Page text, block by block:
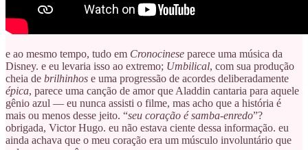
e ao mesmo tempo, tudo em Cronocinese parece uma música da
Disney. e eu levaria isso ao extremo; Umbilical, com sua produção
cheia de brilhinhos e uma progressão de acordes deliberadamente
épica, parece uma canção de amor que Aladdin cantaria para aquele
gênio azul — eu nunca assisti o filme, mas acho que a história é
mais ou menos desse jeito. “seu coração é samba-enredo”?
obrigada, Victor Hugo. eu não estava ciente dessa informação. eu
ainda achava que o meu coração era um músculo involuntário que